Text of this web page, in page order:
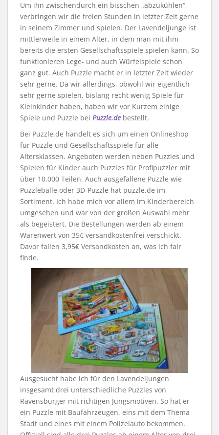
Um ihn zwischendurch ein bisschen „abzukühlen“,
verbringen wir die freien Stunden in letzter Zeit gerne
in seinem Zimmer und spielen. Der Lavendeljunge ist
mittlerweile in einem Alter, in dem man mit ihm
bereits die ersten Gesellschaftsspiele spielen kann. So
funktionieren Lege- und auch Würfelspiele schon
ganz gut. Auch Puzzle macht er in letzter Zeit wieder
sehr gerne. Da wir allerdings, obwohl wir eigentlich
sehr gerne spielen, bislang recht wenig Spiele für
Kleinkinder haben, haben wir vor Kurzem einige
Spiele und Puzzle bei Puzzle.de bestellt.
Bei Puzzle.de handelt es sich um einen Onlineshop
für Puzzle und Gesellschaftsspiele für alle
Altersklassen. Angeboten werden neben Puzzles und
Spielen für Kinder auch Puzzles für Profipuzzler mit
über 10.000 Teilen. Auch ausgefallene Puzzle wie
Puzzlebälle oder 3D-Puzzle hat puzzle.de im
Sortiment. Ich habe mich vor allem im Kinderbereich
umgesehen und war von der großen Auswahl mehr
als begeistert. Die Bestellungen werden ab einem
Warenwert von 35€ versandkostenfrei verschickt.
Davor fallen 3,95€ Versandkosten an, was ich fair
finde.
Ausgesucht habe ich für den Lavendeljungen
insgesamt drei unterschiedliche Puzzles von
Ravensburger mit richtigen Jungsmotiven. So hat er
ein Puzzle mit Baufahrzeugen, eins mit dem Thema
Stadt und eines mit einem Polizeiauto bekommen.